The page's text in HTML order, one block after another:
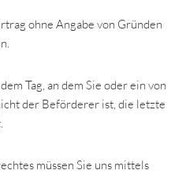
ohne Angabe von Gründen
Tag, an dem Sie oder ein von
der Beförderer ist, die letzte
müssen Sie uns mittels